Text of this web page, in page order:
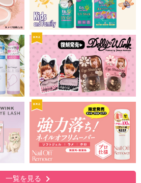
新商品
新商品
一覧を見る